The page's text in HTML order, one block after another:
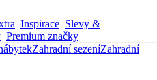
Inspirace Slevy &
Premium značky
Zahradní sezeníZahradní